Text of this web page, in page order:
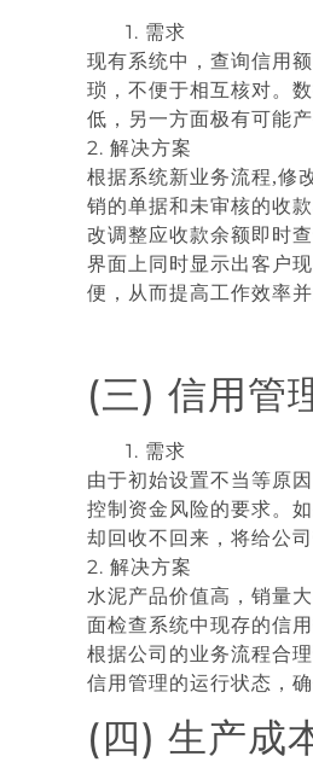
1. 需求
现有系统中，查询信用
琐，不便于相互核对。
低，另一方面极有可能
2. 解决方案
根据系统新业务流程,修
销的单据和未审核的收
改调整应收款余额即时
界面上同时显示出客户
便，从而提高工作效率
(三) 信用管
1. 需求
由于初始设置不当等原
控制资金风险的要求。
却回收不回来，将给公
2. 解决方案
水泥产品价值高，销量
面检查系统中现存的信
根据公司的业务流程合
信用管理的运行状态，
(四) 生产成